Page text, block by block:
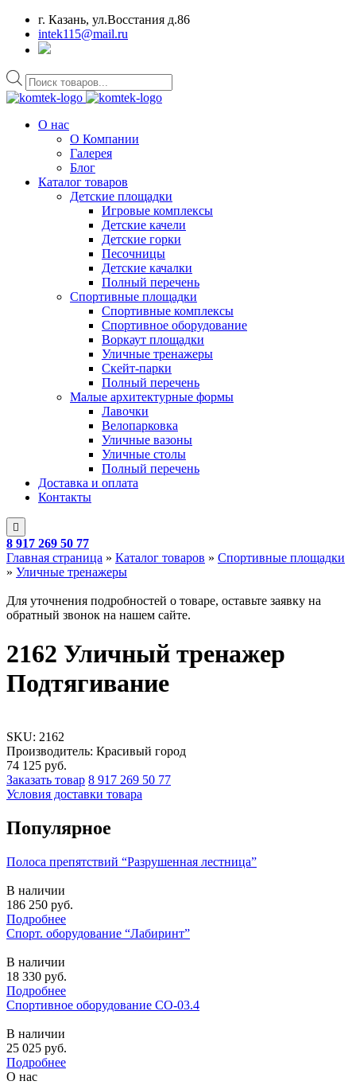
г. Казань, ул.Восстания д.86
intek115@mail.ru
Поиск
товаров
О нас
О Компании
Галерея
Блог
Каталог товаров
Детские площадки
Игровые комплексы
Детские качели
Детские горки
Песочницы
Детские качалки
Полный перечень
Спортивные площадки
Спортивные комплексы
Спортивное оборудование
Воркаут площадки
Уличные тренажеры
Скейт-парки
Полный перечень
Малые архитектурные формы
Лавочки
Велопарковка
Уличные вазоны
Уличные столы
Полный перечень
Доставка и оплата
Контакты
8 917 269 50 77
Главная страница » Каталог товаров » Спортивные площадки
» Уличные тренажеры
Для уточнения подробностей о товаре, оставьте заявку на
обратный звонок на нашем сайте.
2162 Уличный тренажер
Подтягивание
SKU: 2162
Производитель: Красивый город
74 125 руб.
Заказать товар 8 917 269 50 77
Условия доставки товара
Популярное
Полоса препятствий “Разрушенная лестница”
В наличии
186 250 руб.
Подробнее
Спорт. оборудование “Лабиринт”
В наличии
18 330 руб.
Подробнее
Спортивное оборудование СО-03.4
В наличии
25 025 руб.
Подробнее
О нас